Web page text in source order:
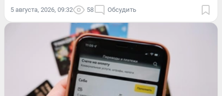
5 августа, 2026, 09:32 58 Обсудить